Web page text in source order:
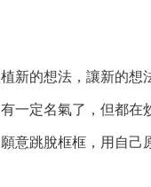
新的想法，讓新的想
一定名氣了，但都
意跳脫框框，用自